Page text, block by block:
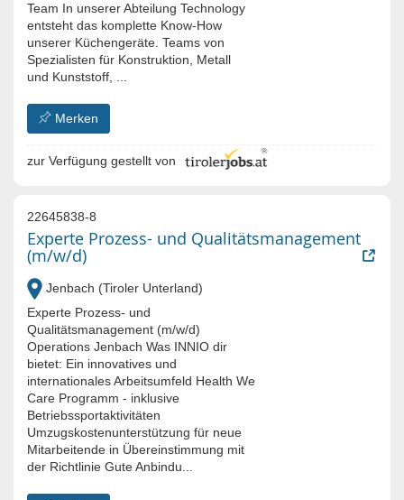
Team In unserer Abteilung Technology
entsteht das komplette Know-How
unserer Küchengeräte. Teams von
Spezialisten für Konstruktion, Metall
und Kunststoff, ...
Merken
zur Verfügung gestellt von
22645838-8
Experte Prozess- und Qualitätsmanagement
(m/w/d)
Jenbach (Tiroler Unterland)
Experte Prozess- und
Qualitätsmanagement (m/w/d)
Operations Jenbach Was INNIO dir
bietet: Ein innovatives und
internationales Arbeitsumfeld Health We
Care Programm - inklusive
Betriebssportaktivitäten
Umzugskostenunterstützung für neue
Mitarbeitende in Übereinstimmung mit
der Richtlinie Gute Anbindu...